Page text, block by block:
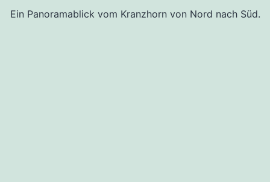
Ein Panoramablick vom Kranzhorn von Nord nach Süd.